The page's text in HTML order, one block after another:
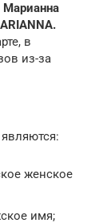
Марианна
в
из-за
женское
имя;